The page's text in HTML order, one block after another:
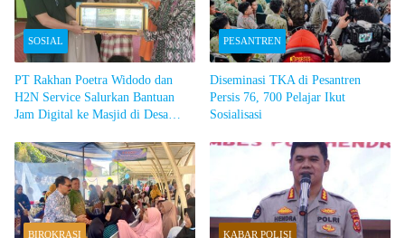
SOSIAL
PT Rakhan Poetra Widodo dan
H2N Service Salurkan Bantuan
Jam Digital ke Masjid di Desa
PESANTREN
Diseminasi TKA di Pesantren
Persis 76, 700 Pelajar Ikut
Sosialisasi
BIROKRASI KABAR POLISI